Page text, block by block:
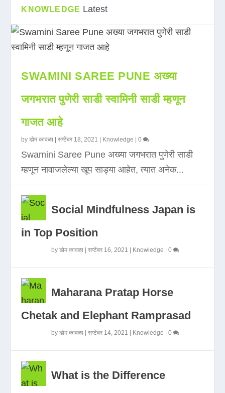
KNOWLEDGE Latest
SWAMINI SAREE PUNE अख्या
जगभरात पुणेरी साडी स्वामिनी साडी म्हणून
गाजत आहे
byडोम कावळा |सप्टेंबर 18, 2021 Knowledge |0
Swamini Saree Pune अख्या जगभरात पुणेरी साडी
म्हणून नावाजलेल्या खूप साड्या आहेत, त्यात अनेक...
Social Mindfulness Japan is
in Top Position
byडोम कावळा |सप्टेंबर 16, 2021 Knowledge |0
Maharana Pratap Horse
Chetak and Elephant Ramprasad
byडोम कावळा |सप्टेंबर 14, 2021 Knowledge |0
What is the Difference